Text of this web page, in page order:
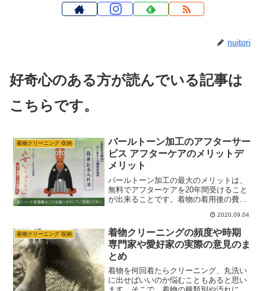
nuitori
好奇心のある方が読んでいる記事は
こちらです。
着物クリーニング 収納
パールトーン加工のアフターサー
ビス アフターケアのメリットデ
メリット
パールトーン加工の最大のメリットは、
無料でアフターケアを20年間受けること
が出来ることです。着物の着用後の費用
ですが、実際には必ずしも20年間の期
間、無料でアフターケアを受けることが
出来るわけではありません。メリットデ
メリットがありますが、着物ライフによ
っては安く綺麗を実現できる魅力的なサ
ービスです。
2020.09.04
着物クリーニング 収納
着物クリーニングの頻度や時期
専門家や愛好家の実際の意見のま
とめ
着物を何回着たらクリーニング、丸洗い
に出せばいいのか悩むこともあると思い